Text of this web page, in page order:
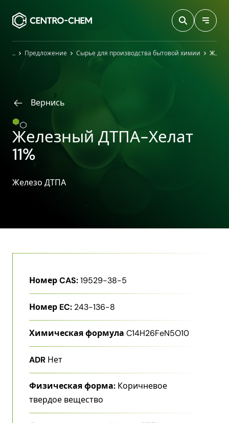
ГлавнаяПредложение Сырье для производства бытовой химии Железный ДТПА-Хелат 11%
Вернись
Железный ДТПА-Хелат
11%
Железо ДТПА
Номер CAS:19529-38-5
Номер EC: 243-136-8
Химическая формула C14H26FeN5O10
ADR Нет
Физическая форма: Коричневое
твердое вещество